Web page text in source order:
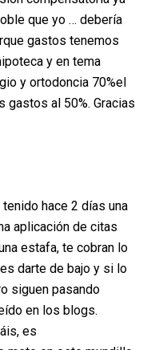
que yo … debería
gastos tenemos
y en tema
y ortodoncia 70%el
gastos al 50%. Gracias
hace 2 días una
aplicación de citas
estafa, te cobran lo
darte de bajo y si lo
siguen pasando
en los blogs.
es